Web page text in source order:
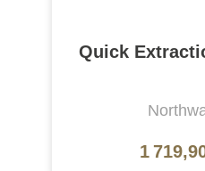
Quick
1